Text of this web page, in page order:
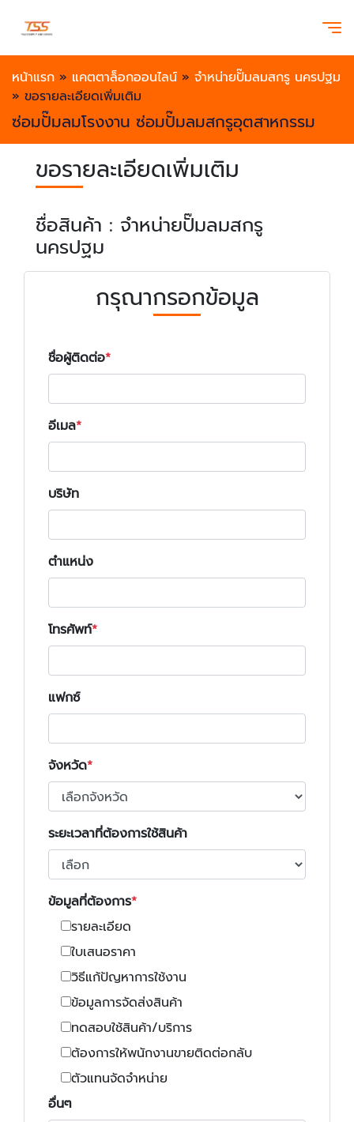
หน้าแรก » แคตตาล็อกออนไลน์ » จำหน่ายปั๊มลมสกรู นครปฐม
» ขอรายละเอียดเพิ่มเติม
ซ่อมปั๊มลมโรงงาน ซ่อมปั๊มลมสกรูอุตสาหกรรม
ขอรายละเอียดเพิ่มเติม
ชื่อสินค้า : จำหน่ายปั๊มลมสกรู
นครปฐม
กรุณากรอกข้อมูล
ชื่อผู้ติดต่อ
อีเมล
บริษัท
ตำแหน่ง
โทรศัพท์
แฟกซ์
จังหวัด
ระยะเวลาที่ต้องการใช้สินค้า
ข้อมูลที่ต้องการ
รายละเอียด
ใบเสนอราคา
วิธีแก้ปัญหาการใช้งาน
ข้อมูลการจัดส่งสินค้า
ทดสอบใช้สินค้า/บริการ
ต้องการให้พนักงานขายติดต่อกลับ
ตัวแทนจัดจำหน่าย
อื่นๆ